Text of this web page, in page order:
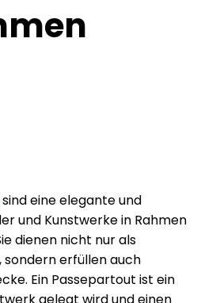
sind eine elegante und
und Kunstwerke in Rahmen
dienen nicht nur als
erfüllen auch
Ein Passepartout ist ein
gelegt wird und einen